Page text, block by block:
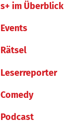
s+ im Überblick
Events
Rätsel
Leserreporter
Comedy
Podcast